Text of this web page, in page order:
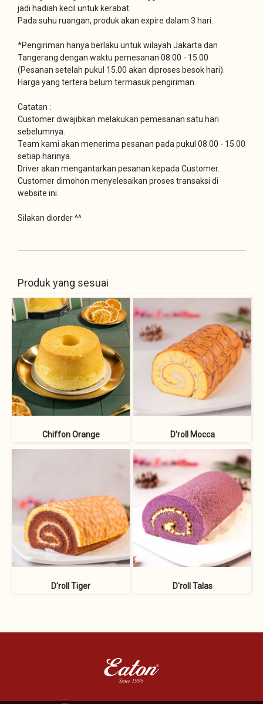
jadi hadiah kecil untuk kerabat.
Pada suhu ruangan, produk akan expire dalam 3 hari.
*Pengiriman hanya berlaku untuk wilayah Jakarta dan
Tangerang dengan waktu pemesanan 08.00 - 15.00
(Pesanan setelah pukul 15.00 akan diproses besok hari).
Harga yang tertera belum termasuk pengiriman.
Catatan :
Customer diwajibkan melakukan pemesanan satu hari
sebelumnya.
Team kami akan menerima pesanan pada pukul 08.00 - 15.00
setiap harinya.
Driver akan mengantarkan pesanan kepada Customer.
Customer dimohon menyelesaikan proses transaksi di
website ini.
Silakan diorder ^^
Produk yang sesuai
Chiffon Orange D'roll Mocca
D'roll Tiger D'roll Talas